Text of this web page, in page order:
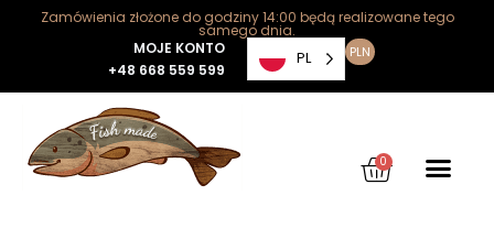
Zamówienia złożone do godziny 14:00 będą realizowane tego
samego dnia.
MOJE KONTO
+48 668 559 599
PL PLN
0